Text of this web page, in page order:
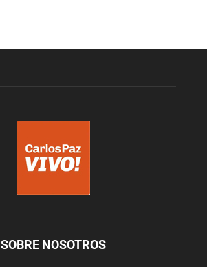
SOBRE NOSOTROS